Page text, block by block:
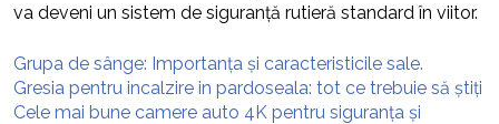
va deveni un sistem de siguranță rutieră standard în viitor.
Grupa de sânge: Importanța și caracteristicile sale.
Gresia pentru incalzire in pardoseala: tot ce trebuie să știți
Cele mai bune camere auto 4K pentru siguranța și